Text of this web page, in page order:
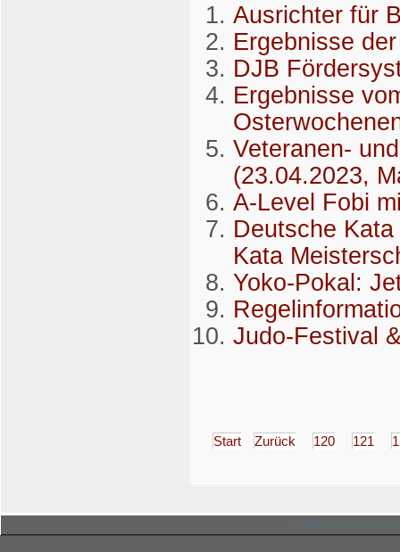
Ausrichter für
Ergebnisse
DJB
Ergebnisse
Veteranen-
(23.04.2023,
A-Level Fobi
Deutsche
Kata
Yoko-Pokal:
Judo-Festival
Start Zurück 120 121